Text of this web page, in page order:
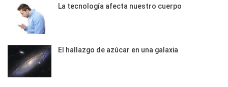
La tecnología afecta nuestro cuerpo
El hallazgo de azúcar en una galaxia